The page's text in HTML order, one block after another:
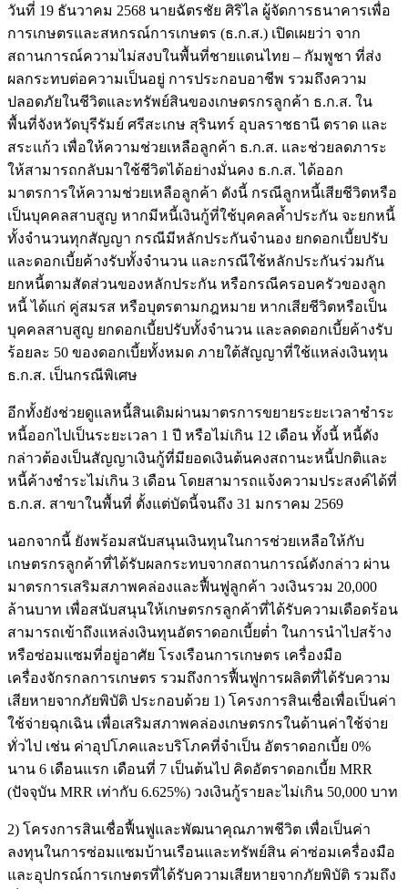
วันที่ 19 ธันวาคม 2568 นายฉัตรชัย ศิริไล ผู้จัดการธนาคารเพื่อ
การเกษตรและสหกรณ์การเกษตร (ธ.ก.ส.) เปิดเผยว่า จาก
สถานการณ์ความไม่สงบในพื้นที่ชายแดนไทย – กัมพูชา ที่ส่ง
ผลกระทบต่อความเป็นอยู่ การประกอบอาชีพ รวมถึงความ
ปลอดภัยในชีวิตและทรัพย์สินของเกษตรกรลูกค้า ธ.ก.ส. ใน
พื้นที่จังหวัดบุรีรัมย์ ศรีสะเกษ สุรินทร์ อุบลราชธานี ตราด และ
สระแก้ว เพื่อให้ความช่วยเหลือลูกค้า ธ.ก.ส. และช่วยลดภาระ
ให้สามารถกลับมาใช้ชีวิตได้อย่างมั่นคง ธ.ก.ส. ได้ออก
มาตรการให้ความช่วยเหลือลูกค้า ดังนี้ กรณีลูกหนี้เสียชีวิตหรือ
เป็นบุคคลสาบสูญ หากมีหนี้เงินกู้ที่ใช้บุคคลค้ำประกัน จะยกหนี้
ทั้งจำนวนทุกสัญญา กรณีมีหลักประกันจำนอง ยกดอกเบี้ยปรับ
และดอกเบี้ยค้างรับทั้งจำนวน และกรณีใช้หลักประกันร่วมกัน
ยกหนี้ตามสัดส่วนของหลักประกัน หรือกรณีครอบครัวของลูก
หนี้ ได้แก่ คู่สมรส หรือบุตรตามกฎหมาย หากเสียชีวิตหรือเป็น
บุคคลสาบสูญ ยกดอกเบี้ยปรับทั้งจำนวน และลดดอกเบี้ยค้างรับ
ร้อยละ 50 ของดอกเบี้ยทั้งหมด ภายใต้สัญญาที่ใช้แหล่งเงินทุน
ธ.ก.ส. เป็นกรณีพิเศษ
อีกทั้งยังช่วยดูแลหนี้สินเดิมผ่านมาตรการขยายระยะเวลาชำระ
หนี้ออกไปเป็นระยะเวลา 1 ปี หรือไม่เกิน 12 เดือน ทั้งนี้ หนี้ดัง
กล่าวต้องเป็นสัญญาเงินกู้ที่มียอดเงินต้นคงสถานะหนี้ปกติและ
หนี้ค้างชำระไม่เกิน 3 เดือน โดยสามารถแจ้งความประสงค์ได้ที่
ธ.ก.ส. สาขาในพื้นที่ ตั้งแต่บัดนี้จนถึง 31 มกราคม 2569
นอกจากนี้ ยังพร้อมสนับสนุนเงินทุนในการช่วยเหลือให้กับ
เกษตรกรลูกค้าที่ได้รับผลกระทบจากสถานการณ์ดังกล่าว ผ่าน
มาตรการเสริมสภาพคล่องและฟื้นฟูลูกค้า วงเงินรวม 20,000
ล้านบาท เพื่อสนับสนุนให้เกษตรกรลูกค้าที่ได้รับความเดือดร้อน
สามารถเข้าถึงแหล่งเงินทุนอัตราดอกเบี้ยต่ำ ในการนำไปสร้าง
หรือซ่อมแซมที่อยู่อาศัย โรงเรือนการเกษตร เครื่องมือ
เครื่องจักรกลการเกษตร รวมถึงการฟื้นฟูการผลิตที่ได้รับความ
เสียหายจากภัยพิบัติ ประกอบด้วย 1) โครงการสินเชื่อเพื่อเป็นค่า
ใช้จ่ายฉุกเฉิน เพื่อเสริมสภาพคล่องเกษตรกรในด้านค่าใช้จ่าย
ทั่วไป เช่น ค่าอุปโภคและบริโภคที่จำเป็น อัตราดอกเบี้ย 0%
นาน 6 เดือนแรก เดือนที่ 7 เป็นต้นไป คิดอัตราดอกเบี้ย MRR
(ปัจจุบัน MRR เท่ากับ 6.625%) วงเงินกู้รายละไม่เกิน 50,000 บาท
2) โครงการสินเชื่อฟื้นฟูและพัฒนาคุณภาพชีวิต เพื่อเป็นค่า
ลงทุนในการซ่อมแซมบ้านเรือนและทรัพย์สิน ค่าซ่อมเครื่องมือ
และอุปกรณ์การเกษตรที่ได้รับความเสียหายจากภัยพิบัติ รวมถึง